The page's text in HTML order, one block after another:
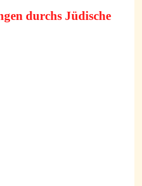
durchs Jüdische